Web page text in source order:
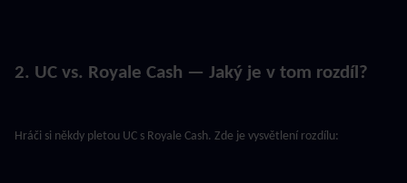
2. UC vs. Royale Cash — Jaký je v tom rozdíl?
Hráči si někdy pletou UC s Royale Cash. Zde je vysvětlení rozdílu: